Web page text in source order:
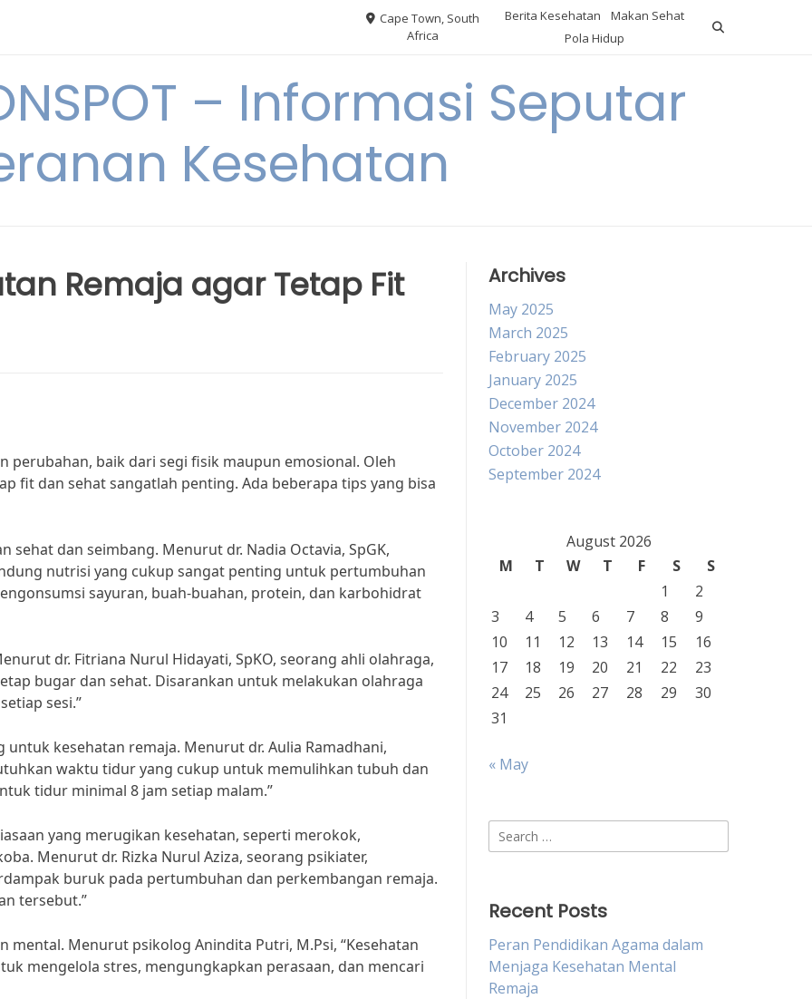
Cape Town, South
Africa
Berita Kesehatan
Makan Sehat
Pola Hidup
– Informasi Seputar
Kesehatan
Remaja agar Tetap Fit
perubahan, baik dari segi fisik maupun emosional. Oleh
fit dan sehat sangatlah penting. Ada beberapa tips yang bisa
dan seimbang. Menurut dr. Nadia Octavia, SpGK,
nutrisi yang cukup sangat penting untuk pertumbuhan
sayuran, buah-buahan, protein, dan karbohidrat
dr. Fitriana Nurul Hidayati, SpKO, seorang ahli olahraga,
bugar dan sehat. Disarankan untuk melakukan olahraga
sesi.”
kesehatan remaja. Menurut dr. Aulia Ramadhani,
waktu tidur yang cukup untuk memulihkan tubuh dan
tidur minimal 8 jam setiap malam.”
yang merugikan kesehatan, seperti merokok,
Menurut dr. Rizka Nurul Aziza, seorang psikiater,
buruk pada pertumbuhan dan perkembangan remaja.
tersebut.”
mental. Menurut psikolog Anindita Putri, M.Psi, “Kesehatan
mengelola stres, mengungkapkan perasaan, dan mencari
Archives
May 2025
March 2025
February 2025
January 2025
December 2024
November 2024
October 2024
September 2024
August 2026
M
T W T F S
S
1
2
3
4 5 6 7 8
9
10
11 12 13 14 15
16
17
18 19 20 21 22
23
24
25 26 27 28 29
30
31
« May
Search
for:
Recent Posts
Peran Pendidikan Agama dalam
Menjaga Kesehatan Mental
Remaja